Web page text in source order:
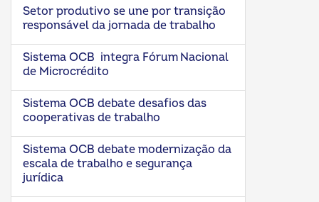
Setor produtivo se une por transição
responsável da jornada de trabalho
Sistema OCB integra Fórum Nacional
de Microcrédito
Sistema OCB debate desafios das
cooperativas de trabalho
Sistema OCB debate modernização da
escala de trabalho e segurança
jurídica